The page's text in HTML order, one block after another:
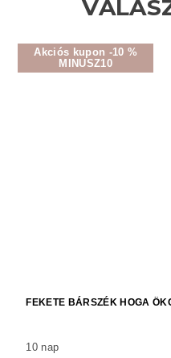
Akciós kupon -10 %
MINUSZ10
FEKETE BÁRSZÉK HOGA
10 nap